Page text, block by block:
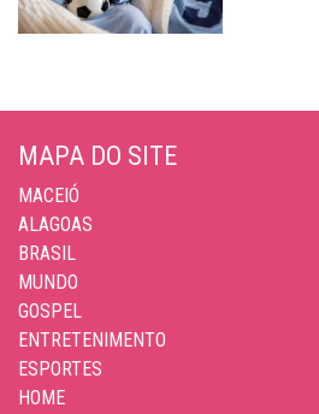
MAPA DO SITE
MACEIÓ
ALAGOAS
BRASIL
MUNDO
GOSPEL
ENTRETENIMENTO
ESPORTES
HOME